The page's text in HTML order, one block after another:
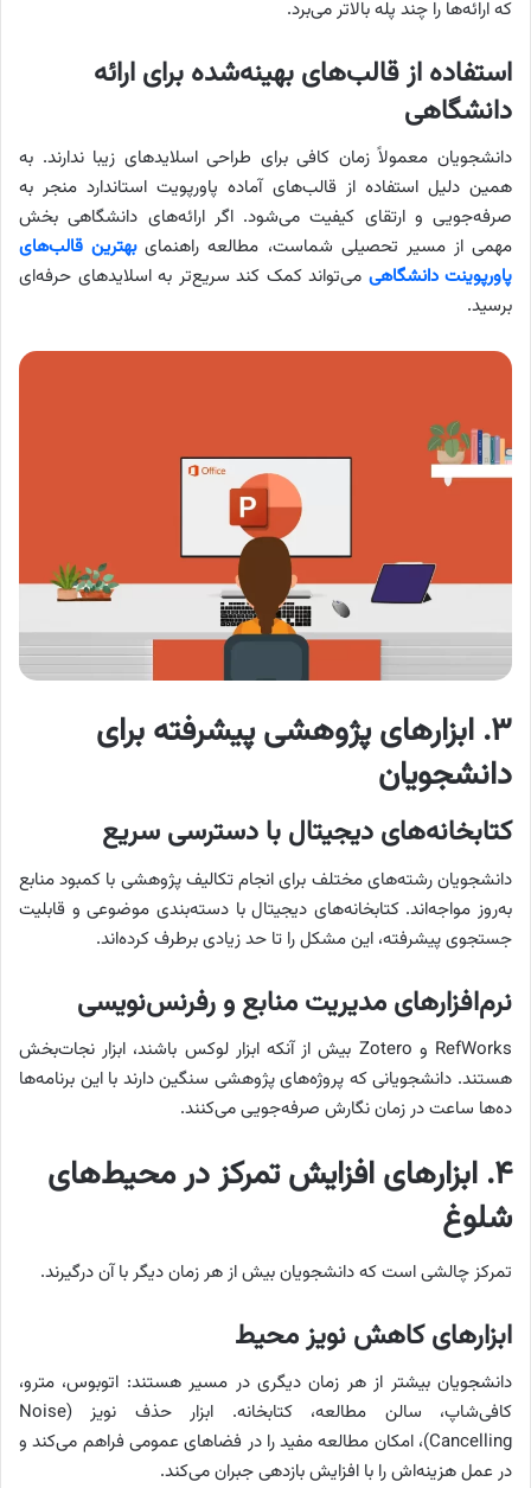
که ارائه‌ها را چند پله بالاتر می‌برد.
استفاده از قالب‌های بهینه‌شده برای ارائه
دانشگاهی
دانشجویان معمولاً زمان کافی برای طراحی اسلایدهای زیبا ندارند. به
همین دلیل استفاده از قالب‌های آماده پاورپویت استاندارد منجر به
صرفه‌جویی و ارتقای کیفیت می‌شود. اگر ارائه‌های دانشگاهی بخش
مهمی از مسیر تحصیلی شماست، مطالعه راهنمایبهترین قالب‌های
پاورپوینت دانشگاهی می‌تواند کمک کند سریع‌تر به اسلایدهای حرفه‌ای
برسید.
۳. ابزارهای پژوهشی پیشرفته برای
دانشجویان
کتابخانه‌های دیجیتال با دسترسی سریع
دانشجویان رشته‌های مختلف برای انجام تکالیف پژوهشی با کمبود منابع
به‌روز مواجه‌اند. کتابخانه‌های دیجیتال با دسته‌بندی موضوعی و قابلیت
جستجوی پیشرفته، این مشکل را تا حد زیادی برطرف کرده‌اند.
نرم‌افزارهای مدیریت منابع و رفرنس‌نویسی
RefWorks و Zotero بیش از آنکه ابزار لوکس باشند، ابزار نجات‌بخش
هستند. دانشجویانی که پروژه‌های پژوهشی سنگین دارند با این برنامه‌ها
ده‌ها ساعت در زمان نگارش صرفه‌جویی می‌کنند.
۴. ابزارهای افزایش تمرکز در محیط‌های
شلوغ
تمرکز چالشی است که دانشجویان بیش از هر زمان دیگر با آن درگیرند.
ابزارهای کاهش نویز محیط
دانشجویان بیشتر از هر زمان دیگری در مسیر هستند: اتوبوس، مترو،
کافی‌شاپ، سالن مطالعه، کتابخانه. ابزار حذف نویز (Noise
Cancelling)، امکان مطالعه مفید را در فضاهای عمومی فراهم می‌کند و
در عمل هزینه‌اش را با افزایش بازدهی جبران می‌کند.